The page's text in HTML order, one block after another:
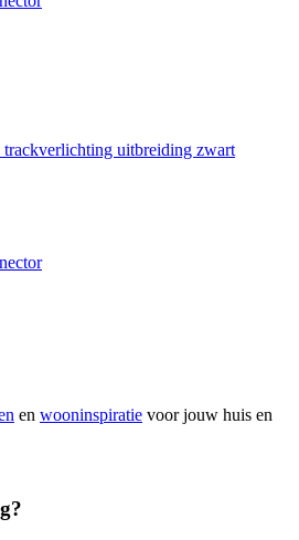
uitbreiding zwart
en wooninspiratie voor jouw huis en